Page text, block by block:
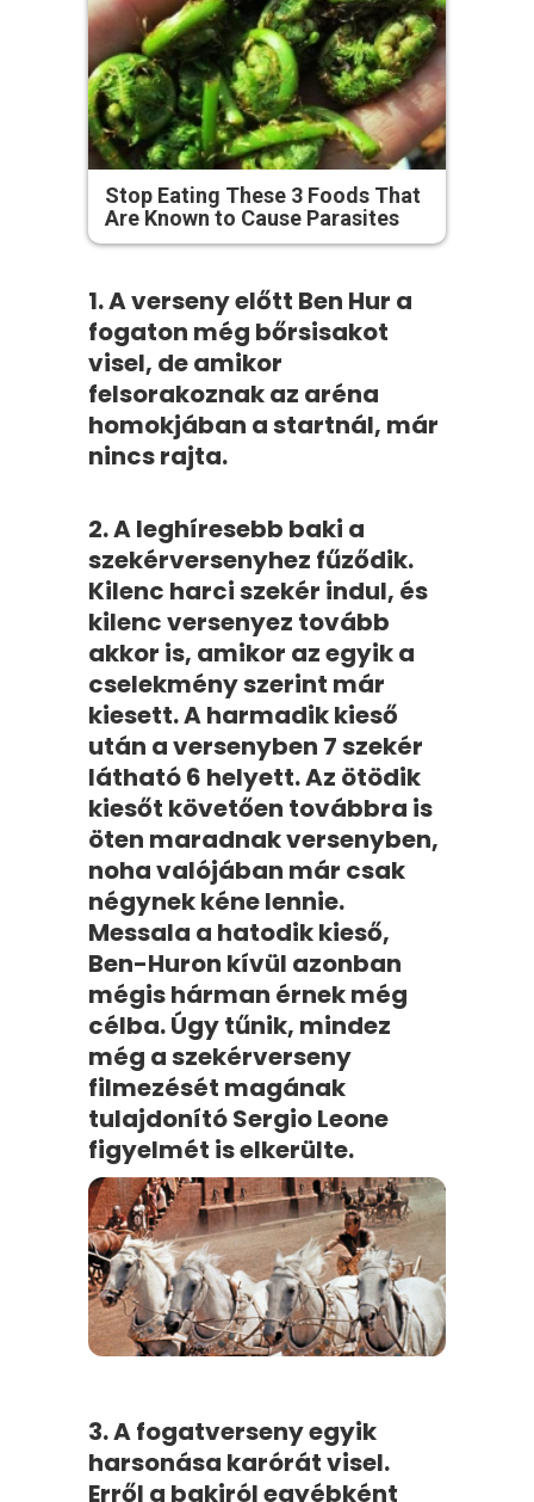
Stop Eating These 3 Foods That
Are Known to Cause Parasites
1. A verseny előtt Ben Hur a
fogaton még bőrsisakot
visel, de amikor
felsorakoznak az aréna
homokjában a startnál, már
nincs rajta.
2. A leghíresebb baki a
szekérversenyhez fűződik.
Kilenc harci szekér indul, és
kilenc versenyez tovább
akkor is, amikor az egyik a
cselekmény szerint már
kiesett. A harmadik kieső
után a versenyben 7 szekér
látható 6 helyett. Az ötödik
kiesőt követően továbbra is
öten maradnak versenyben,
noha valójában már csak
négynek kéne lennie.
Messala a hatodik kieső,
Ben-Huron kívül azonban
mégis hárman érnek még
célba. Úgy tűnik, mindez
még a szekérverseny
filmezését magának
tulajdonító Sergio Leone
figyelmét is elkerülte.
3. A fogatverseny egyik
harsonása karórát visel.
Erről a bakiról egyébként